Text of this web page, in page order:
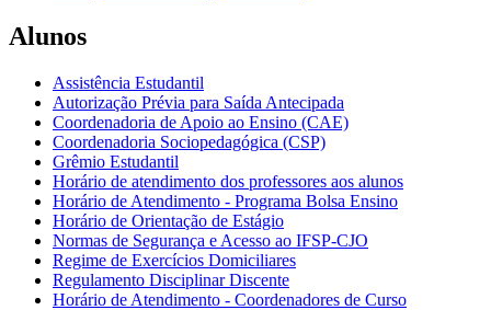
Alunos
Assistência Estudantil
Autorização Prévia para Saída Antecipada
Coordenadoria de Apoio ao Ensino (CAE)
Coordenadoria Sociopedagógica (CSP)
Grêmio Estudantil
Horário de atendimento dos professores aos alunos
Horário de Atendimento - Programa Bolsa Ensino
Horário de Orientação de Estágio
Normas de Segurança e Acesso ao IFSP-CJO
Regime de Exercícios Domiciliares
Regulamento Disciplinar Discente
Horário de Atendimento - Coordenadores de Curso